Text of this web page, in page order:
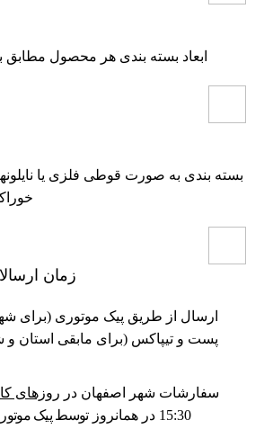
ابعاد بسته بندی هر محصول مطابق
بسته بندی به صورت قوطی فلزی یا
زمان
ارسال از طریق پیک موتوری (برای
پست و تیپاکس (برای مابقی استان و
سفارشات شهر اصفهان در روزهای
15:30 در همانروز
توسط پیک